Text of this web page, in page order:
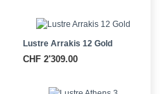
Lustre Arrakis 12 Gold
CHF 2'309.00